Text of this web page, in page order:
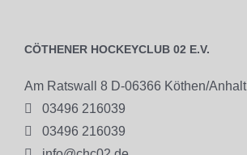
CÖTHENER HOCKEYCLUB 02 E.V.
Am Ratswall 8 D-06366 Köthen/Anhalt

03496 216039

03496 216039